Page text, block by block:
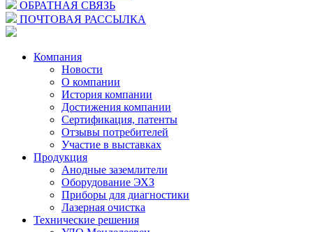
ОБРАТНАЯ СВЯЗЬ
ПОЧТОВАЯ РАССЫЛКА
Компания
Новости
О компании
История компании
Достижения компании
Сертификация, патенты
Отзывы потребителей
Участие в выставках
Продукция
Анодные заземлители
Оборудование ЭХЗ
Приборы для диагностики
Лазерная очистка
Технические решения